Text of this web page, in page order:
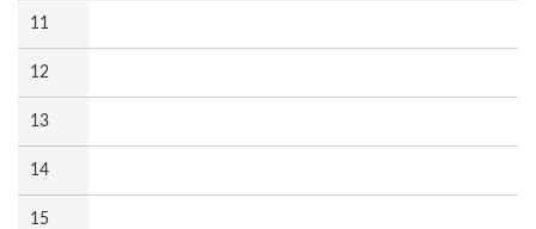
11
12
13
14
15